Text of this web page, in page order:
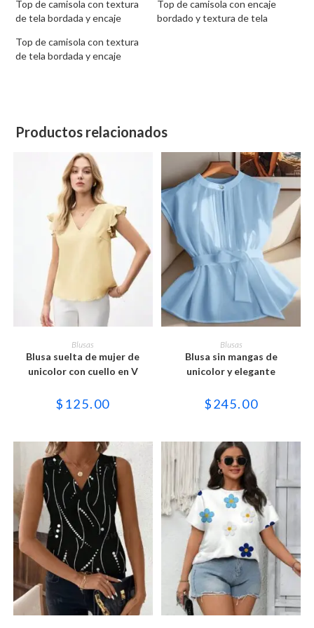
Top de camisola con textura
de tela bordada y encaje
Top de camisola con encaje
bordado y textura de tela
Top de camisola con textura
de tela bordada y encaje
Productos relacionados
SELECCIONAR OPCIONES
Este
tiene
múltiples
variantes.
se
pueden
página
producto
Blusas
Blusa suelta de mujer de
unicolor con cuello en V
$ 125.00
SELECCIONAR OPCIONES
Este
tiene
múltiples
variantes.
se
pueden
página
de
producto
Blusas
Blusa sin mangas de
unicolor y elegante
$245.00